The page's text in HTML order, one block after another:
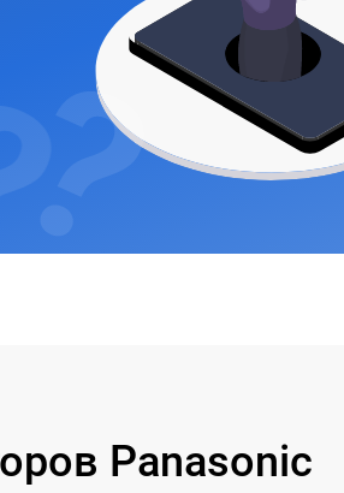
Panasonic